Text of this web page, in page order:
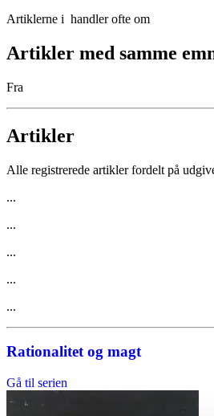
Artiklerne i handler ofte om
Artikler med samme
Fra
Artikler
Alle registrerede artikler fordelt på
...
...
...
...
...
Rationalitet og magt
Gå til serien